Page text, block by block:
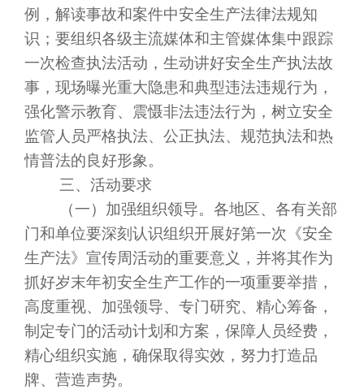
例，解读事故和案件中安全生产法律法规知
识；要组织各级主流媒体和主管媒体集中跟踪
一次检查执法活动，生动讲好安全生产执法故
事，现场曝光重大隐患和典型违法违规行为，
强化警示教育、震慑非法违法行为，树立安全
监管人员严格执法、公正执法、规范执法和热
情普法的良好形象。
三、活动要求
（一）加强组织领导。各地区、各有关部
门和单位要深刻认识组织开展好第一次《安全
生产法》宣传周活动的重要意义，并将其作为
抓好岁末年初安全生产工作的一项重要举措，
高度重视、加强领导、专门研究、精心筹备，
制定专门的活动计划和方案，保障人员经费，
精心组织实施，确保取得实效，努力打造品
牌、营造声势。